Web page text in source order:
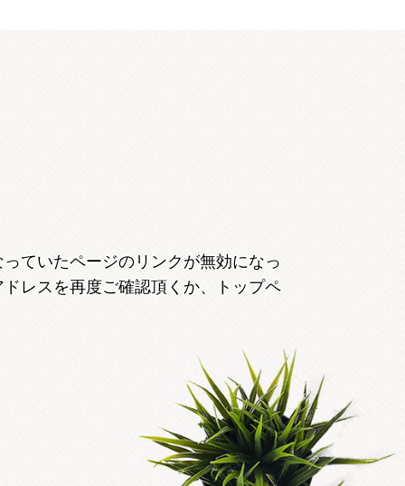
ていたページのリンクが無効になっ
レスを再度ご確認頂くか、トップペ